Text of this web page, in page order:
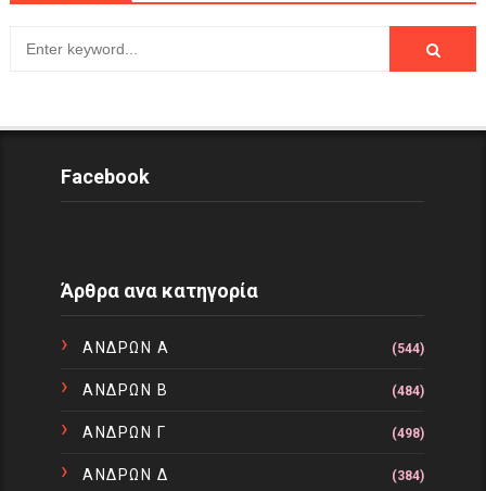
Facebook
Άρθρα ανα κατηγορία
ΑΝΔΡΩΝ Α (544)
ΑΝΔΡΩΝ Β (484)
ΑΝΔΡΩΝ Γ (498)
ΑΝΔΡΩΝ Δ (384)